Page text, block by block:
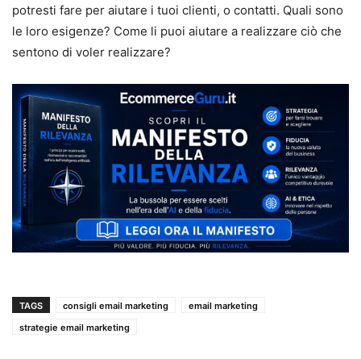
potresti fare per aiutare i tuoi clienti, o contatti. Quali sono
le loro esigenze? Come li puoi aiutare a realizzare ciò che
sentono di voler realizzare?
TAGS consigli email marketing
email marketing
strategie email marketing